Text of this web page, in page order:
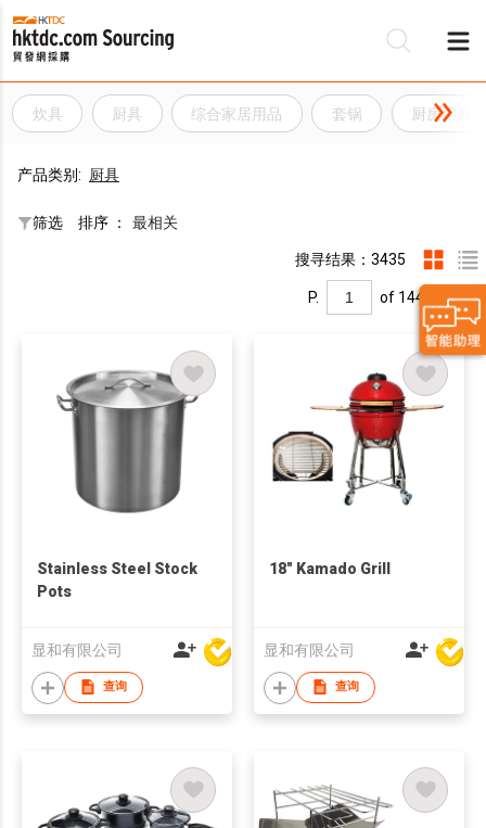
炊具 厨具 综合家居用品 套锅 厨房用具
产品类别: 厨具
筛选 排序 ： 最相关
搜寻结果：3435
P. of 144
Stainless Steel Stock
Pots
显和有限公司
查询
18" Kamado Grill
显和有限公司
查询